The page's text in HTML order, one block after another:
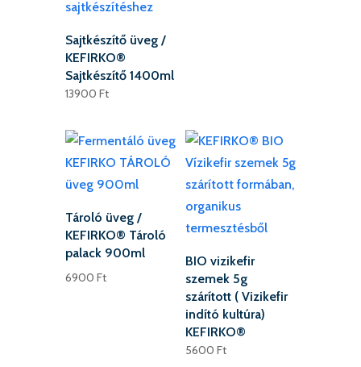
Sajtkészítő üveg /
KEFIRKO®
Sajtkészítő 1400ml
13900 Ft
Tároló üveg /
KEFIRKO® Tároló
palack 900ml
6900 Ft
BIO vizikefir
szemek 5g
szárított ( Vizikefir
indító kultúra)
KEFIRKO®
5600 Ft